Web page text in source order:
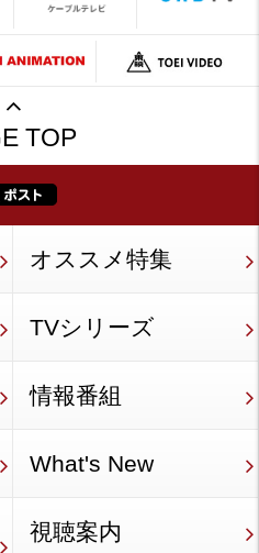
TOP
オススメ特集
TVシリーズ
情報番組
What's New
視聴案内